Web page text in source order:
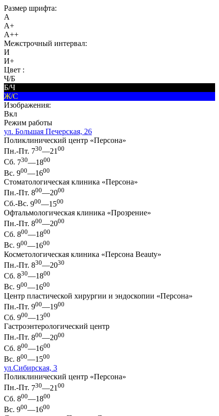
Размер шрифта:
A
A+
A++
Межстрочный интервал:
И
И+
Цвет :
Ч/Б
Б/Ч
Ж/С
Изображения:
Вкл
Режим работы
ул. Большая Печерская, 26
Поликлинический центр «Персона»
Пн.-Пт. 730—21 00
Сб. 730—1800
Вс. 900—1600
Стоматологическая клиника «Персона»
Пн.-Пт. 800—2000
Сб.-Вс. 900—1500
Офтальмологическая клиника «Прозрение»
Пн.-Пт. 800—2000
Сб. 800—1800
Вс. 900—1600
Косметологическая клиника «Персона Beauty»
Пн.-Пт. 830—2030
Сб. 830—1800
Вс. 900—1600
Центр пластической хирургии и эндоскопии «Персона»
Пн.-Пт. 900—1900
Сб. 900—1300
Гастроэнтерологический центр
Пн.-Пт. 800—2000
Сб. 800—1600
Вс. 800—1500
ул.Сибирская, 3
Поликлинический центр «Персона»
Пн.-Пт. 730—21 00
Сб. 800—1800
Вс. 900—1600